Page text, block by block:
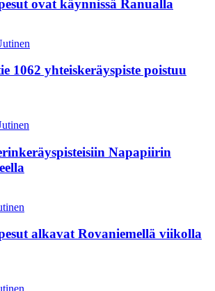
ovat käynnissä Ranualla
1062 yhteiskeräyspiste poistuu
Napapiirin
alkavat Rovaniemellä viikolla